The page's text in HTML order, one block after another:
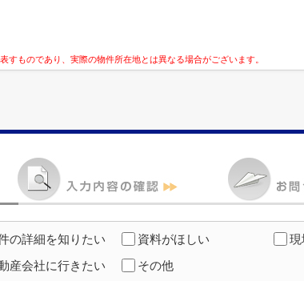
ものであり、実際の物件所在地とは異なる場合がございます。
の詳細を知りたい 資料がほしい
現
産会社に行きたい
その他